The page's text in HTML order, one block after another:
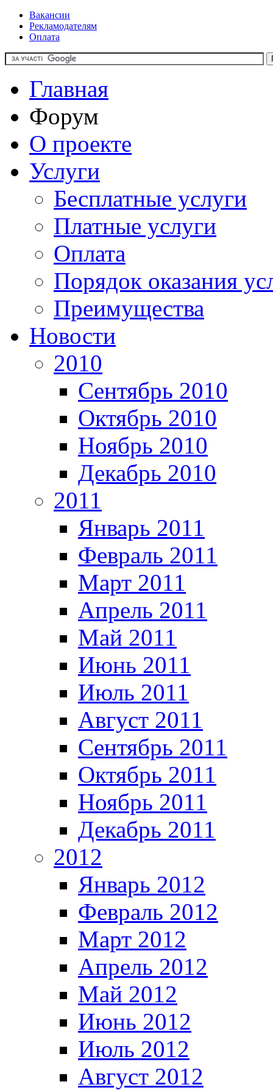
Вакансии
Рекламодателям
Оплата
Главная
Форум
О проекте
Услуги
Бесплатные услуги
Платные услуги
Оплата
Порядок оказания
Преимущества
Новости
2010
Сентябрь 2010
Октябрь 2010
Ноябрь 2010
Декабрь 2010
2011
Январь 2011
Февраль 2011
Март 2011
Апрель 2011
Май 2011
Июнь 2011
Июль 2011
Август 2011
Сентябрь 2011
Октябрь 2011
Ноябрь 2011
Декабрь 2011
2012
Январь 2012
Февраль 2012
Март 2012
Апрель 2012
Май 2012
Июнь 2012
Июль 2012
Август 2012